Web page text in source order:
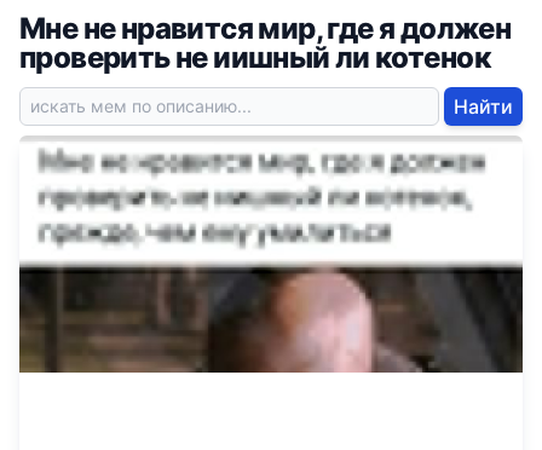
Мне не нравится мир, где я должен
проверить не иишный ли котенок
Найти